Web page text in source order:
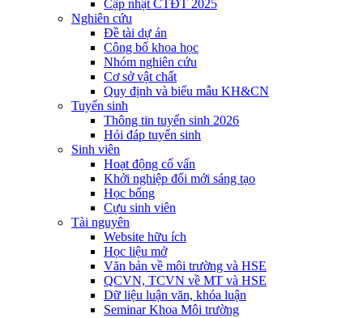
Cập nhật CTĐT 2025
Nghiên cứu
Đề tài dự án
Công bố khoa học
Nhóm nghiên cứu
Cơ sở vật chất
Quy định và biểu mẫu KH&CN
Tuyển sinh
Thông tin tuyển sinh 2026
Hỏi đáp tuyển sinh
Sinh viên
Hoạt động cố vấn
Khởi nghiệp đổi mới sáng tạo
Học bổng
Cựu sinh viên
Tài nguyên
Website hữu ích
Học liệu mở
Văn bản về môi trường và HSE
QCVN, TCVN về MT và HSE
Dữ liệu luận văn, khóa luận
Seminar Khoa Môi trường